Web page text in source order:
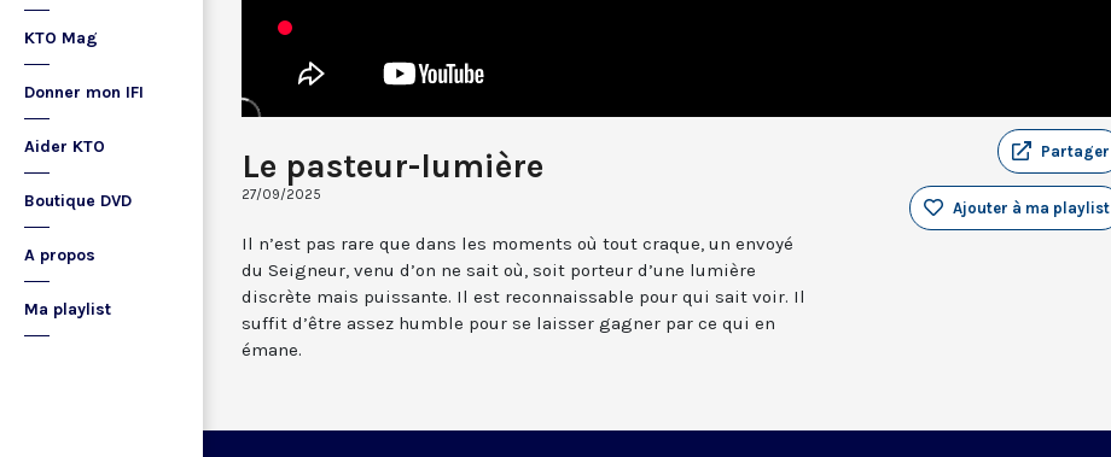
KTO Mag
Donner mon IFI
Aider KTO
Boutique DVD
A propos
Ma playlist
Le pasteur-lumière
27/09/2025
Partager
Ajouter à ma playlist
Il n’est pas rare que dans les moments où tout craque, un envoyé
du Seigneur, venu d’on ne sait où, soit porteur d’une lumière
discrète mais puissante. Il est reconnaissable pour qui sait voir. Il
suffit d’être assez humble pour se laisser gagner par ce qui en
émane.